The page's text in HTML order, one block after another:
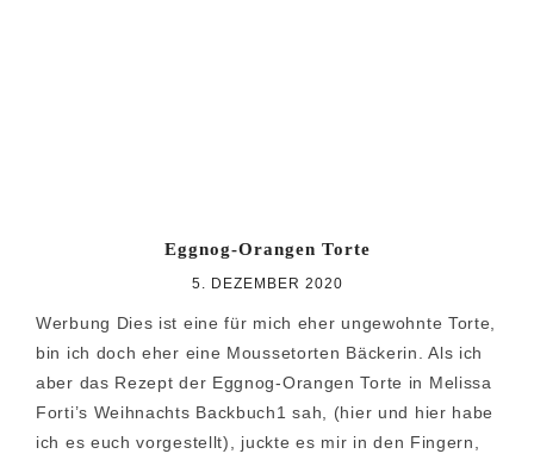
Eggnog-Orangen Torte
5. DEZEMBER 2020
Werbung Dies ist eine für mich eher ungewohnte Torte,
bin ich doch eher eine Moussetorten Bäckerin. Als ich
aber das Rezept der Eggnog-Orangen Torte in Melissa
Forti’s Weihnachts Backbuch1 sah, (hier und hier habe
ich es euch vorgestellt), juckte es mir in den Fingern,